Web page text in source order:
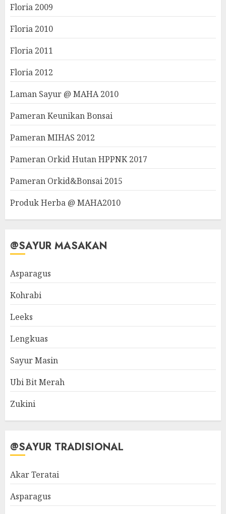
Floria 2009
Floria 2010
Floria 2011
Floria 2012
Laman Sayur @ MAHA 2010
Pameran Keunikan Bonsai
Pameran MIHAS 2012
Pameran Orkid Hutan HPPNK 2017
Pameran Orkid&Bonsai 2015
Produk Herba @ MAHA2010
@SAYUR MASAKAN
Asparagus
Kohrabi
Leeks
Lengkuas
Sayur Masin
Ubi Bit Merah
Zukini
@SAYUR TRADISIONAL
Akar Teratai
Asparagus